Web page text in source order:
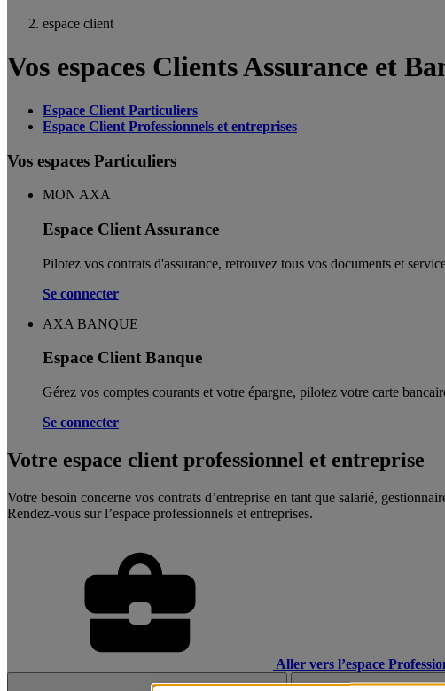
espace client
Vos espaces Clients Assurance et
Espace Client Particuliers
Espace Client Professionnels et entreprises
Vos espaces Particuliers
MON AXA
Espace Client Assurance
Pilotez vos contrats d'assurance, retrouvez tous vos documents et
Se connecter
AXA BANQUE
Espace Client Banque
Gérez vos comptes courants et votre épargne, pilotez votre carte
Se connecter
Votre espace client professionnel et entreprise
Votre besoin concerne vos contrats d’entreprise en tant que salarié,
Rendez-vous sur l’espace professionnels et entreprises.
Aller vers l’espace